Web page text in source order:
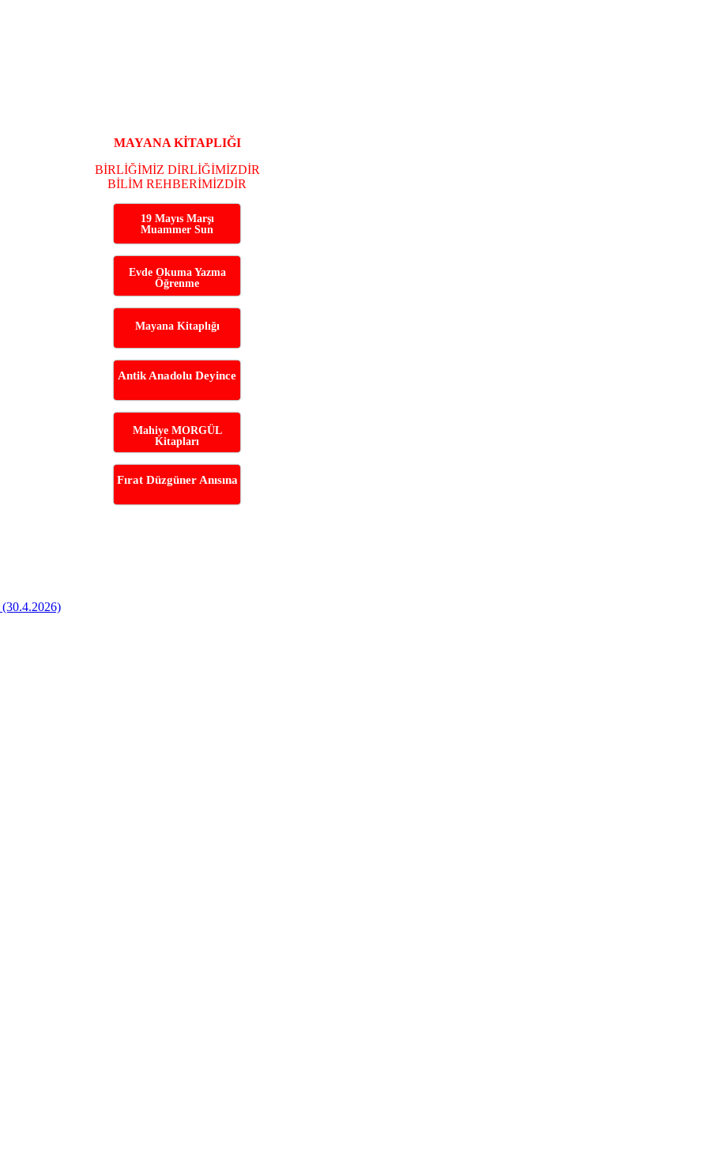
MAYANA KİTAPLIĞI
BİRLİĞİMİZ DİRLİĞİMİZDİR
BİLİM REHBERİMİZDİR
19 Mayıs Marşı
Muammer Sun
Evde Okuma Yazma
Öğrenme
Mayana Kitaplığı
Antik Anadolu Deyince
Mahiye MORGÜL
Kitapları
Fırat Düzgüner Anısına
(30.4.2026)